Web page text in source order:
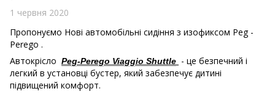
1 червня 2020
Пропонуємо Нові автомобільні сидіння з изофиксом Peg -
Perego .
Автокрісло Peg-Perego Viaggio Shuttle - це безпечний і
легкий в установці бустер, який забезпечує дитині
підвищений комфорт.